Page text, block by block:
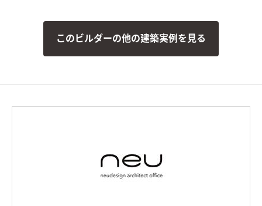
このビルダーの他の建築実例を見る